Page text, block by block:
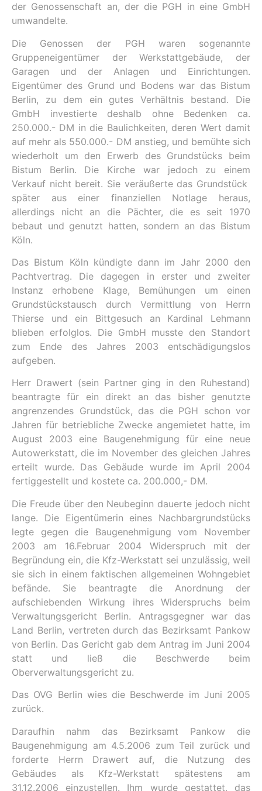
der Genossenschaft an, der die PGH in eine GmbH
umwandelte.
Die Genossen der PGH waren sogenannte
Gruppeneigentümer der Werkstattgebäude, der
Garagen und der Anlagen und Einrichtungen.
Eigentümer des Grund und Bodens war das Bistum
Berlin, zu dem ein gutes Verhältnis bestand. Die
GmbH investierte deshalb ohne Bedenken ca.
250.000.- DM in die Baulichkeiten, deren Wert damit
auf mehr als 550.000.- DM anstieg, und bemühte sich
wiederholt um den Erwerb des Grundstücks beim
Bistum Berlin. Die Kirche war jedoch zu einem
Verkauf nicht bereit. Sie veräußerte das Grundstück
später aus einer finanziellen Notlage heraus,
allerdings nicht an die Pächter, die es seit 1970
bebaut und genutzt hatten, sondern an das Bistum
Köln.
Das Bistum Köln kündigte dann im Jahr 2000 den
Pachtvertrag. Die dagegen in erster und zweiter
Instanz erhobene Klage, Bemühungen um einen
Grundstückstausch durch Vermittlung von Herrn
Thierse und ein Bittgesuch an Kardinal Lehmann
blieben erfolglos. Die GmbH musste den Standort
zum Ende des Jahres 2003 entschädigungslos
aufgeben.
Herr Drawert (sein Partner ging in den Ruhestand)
beantragte für ein direkt an das bisher genutzte
angrenzendes Grundstück, das die PGH schon vor
Jahren für betriebliche Zwecke angemietet hatte, im
August 2003 eine Baugenehmigung für eine neue
Autowerkstatt, die im November des gleichen Jahres
erteilt wurde. Das Gebäude wurde im April 2004
fertiggestellt und kostete ca. 200.000,- DM.
Die Freude über den Neubeginn dauerte jedoch nicht
lange. Die Eigentümerin eines Nachbargrundstücks
legte gegen die Baugenehmigung vom November
2003 am 16.Februar 2004 Widerspruch mit der
Begründung ein, die Kfz-Werkstatt sei unzulässig, weil
sie sich in einem faktischen allgemeinen Wohngebiet
befände. Sie beantragte die Anordnung der
aufschiebenden Wirkung ihres Widerspruchs beim
Verwaltungsgericht Berlin. Antragsgegner war das
Land Berlin, vertreten durch das Bezirksamt Pankow
von Berlin. Das Gericht gab dem Antrag im Juni 2004
statt und ließ die Beschwerde beim
Oberverwaltungsgericht zu.
Das OVG Berlin wies die Beschwerde im Juni 2005
zurück.
Daraufhin nahm das Bezirksamt Pankow die
Baugenehmigung am 4.5.2006 zum Teil zurück und
forderte Herrn Drawert auf, die Nutzung des
Gebäudes als Kfz-Werkstatt spätestens am
31.12.2006 einzustellen. Ihm wurde gestattet, das